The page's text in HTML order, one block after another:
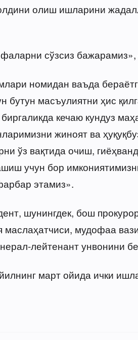
олдини олиш ишларини
сўзсиз
номидан ваъда
бутун масъулиятни ҳис
кечаю кундуз
жиноят ва
ўз вақтида очиш,
учун бор
этамиз».
шунингдек, бош
маслаҳатчиси, мудофаа
лейтенант унвонини
март ойида ички